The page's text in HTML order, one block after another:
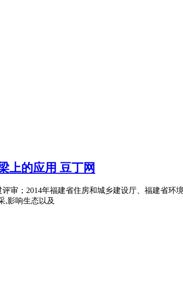
上的应用 豆丁网
审；2014年福建省住房和城乡建设厅、福建省
,影响生态以及